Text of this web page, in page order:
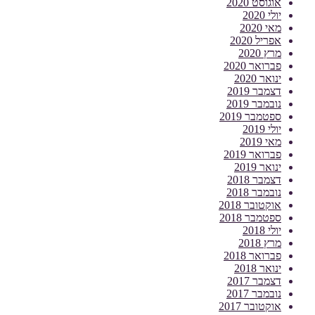
אוגוסט 2020
יולי 2020
מאי 2020
אפריל 2020
מרץ 2020
פברואר 2020
ינואר 2020
דצמבר 2019
נובמבר 2019
ספטמבר 2019
יולי 2019
מאי 2019
פברואר 2019
ינואר 2019
דצמבר 2018
נובמבר 2018
אוקטובר 2018
ספטמבר 2018
יולי 2018
מרץ 2018
פברואר 2018
ינואר 2018
דצמבר 2017
נובמבר 2017
אוקטובר 2017